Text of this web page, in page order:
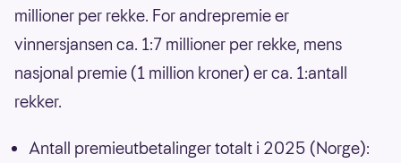
millioner per rekke. For andrepremie er
vinnersjansen ca. 1:7 millioner per rekke, mens
nasjonal premie (1 million kroner) er ca. 1:antall
rekker.
Antall premieutbetalinger totalt i 2025 (Norge):